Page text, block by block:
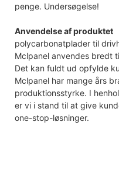
penge. Undersøgelse!
Anvendelse af produktet
polycarbonatplader til
Mclpanel anvendes bredt
Det kan fuldt ud opfylde
Mclpanel har mange års
produktionsstyrke. I
er vi i stand til at give
one-stop-løsninger.